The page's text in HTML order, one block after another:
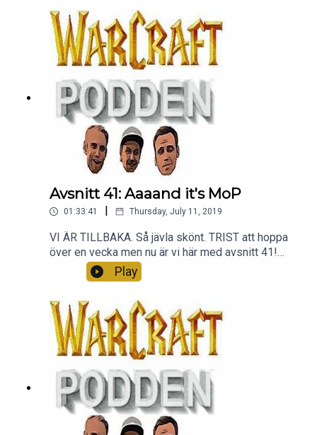
Avsnitt 41: Aaaand it's MoP
01:33:41 Thursday, July 11, 2019
VI ÄR TILLBAKA. Så jävla skönt. TRIST att hoppa
över en vecka men nu är vi här med avsnitt 41!
Och det blir ju så klart 8.2 och mycket mer! Tack
för att ni lyssnar! Ni är bäst.
Play